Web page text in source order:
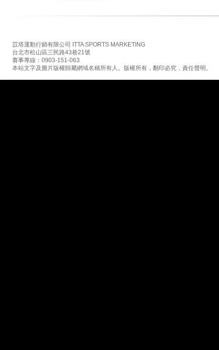
苡塔運動行銷有限公司 ITTA SPORTS MARKETING
台北市松山區三民路43巷21號
賽事專線：0903-151-063
本站文字及圖片版權歸屬網域名稱所有人。版權所有，翻印必究，責任聲明。